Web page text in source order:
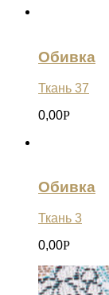
Обивка
Ткань 37
0,00Р
Обивка
Ткань 3
0,00Р